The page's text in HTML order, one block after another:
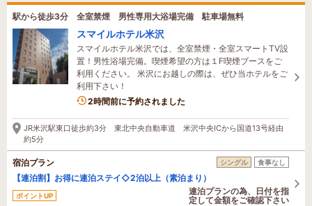
駅から徒歩3分 全室禁煙 男性専用大浴場完備 駐車場無料
スマイルホテル米沢
スマイルホテル米沢では、全室禁煙・全室スマートTV設
置！男性浴場完備。喫煙希望の方は１F喫煙ブースをご
利用ください。 米沢にお越しの際は、ぜひ当ホテルをご
利用下さい！
2時間前に予約されました
JR米沢駅東口徒歩約3分 東北中央自動車道 米沢中央ICから国道13号経由
約5分
宿泊プラン シングル 食事なし
【連泊割】お得に連泊ステイ◇2泊以上（素泊まり）
ポイントUP
連泊プランの為、日付を指
定して金額をご確認下さい